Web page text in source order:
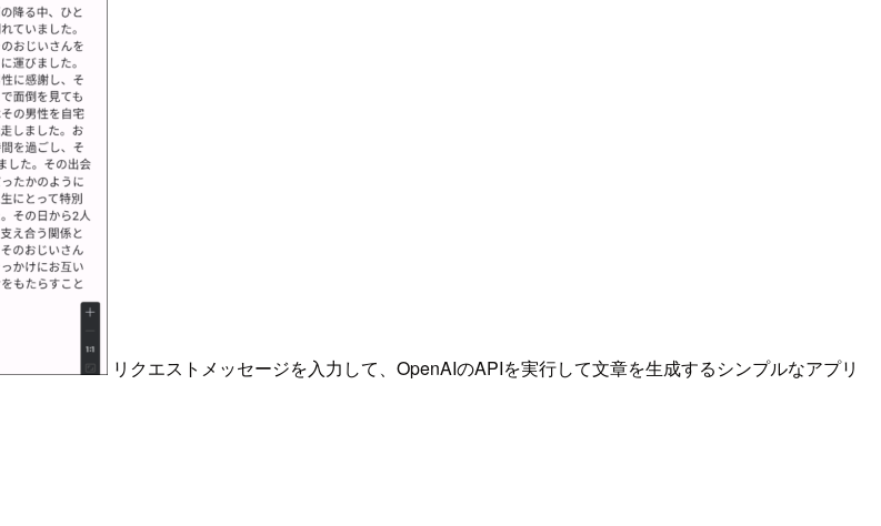
リクエストメッセージを入力して、OpenAIのAPIを実行して文章を生成するシンプルなアプリ